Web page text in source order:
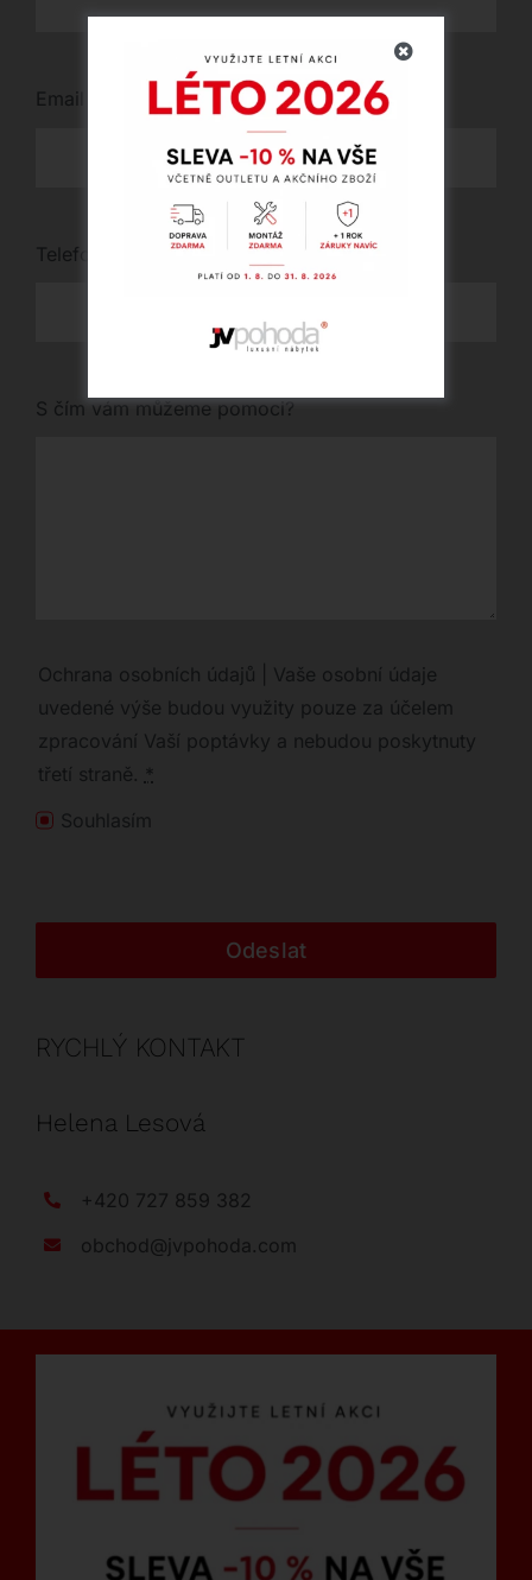
Email
Telefon
S čím vám můžeme pomoci?
Ochrana osobních údajů | Vaše osobní údaje
uvedené výše budou využity pouze za účelem
zpracování Vaší poptávky a nebudou poskytnuty
třetí straně. *
Souhlasím
Odeslat
RYCHLÝ KONTAKT
Helena Lesová
+420 727 859 382
obchod@jvpohoda.com